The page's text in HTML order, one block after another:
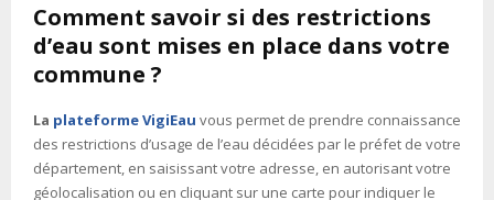
Comment savoir si des restrictions
d’eau sont mises en place dans votre
commune ?
La plateforme VigiEau vous permet de prendre connaissance
des restrictions d’usage de l’eau décidées par le préfet de votre
département, en saisissant votre adresse, en autorisant votre
géolocalisation ou en cliquant sur une carte pour indiquer le